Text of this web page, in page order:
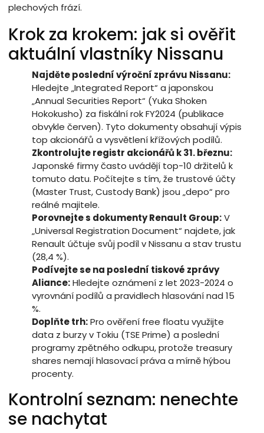
plechových frází.
Krok za krokem: jak si ověřit
aktuální vlastníky Nissanu
Najděte poslední výroční zprávu Nissanu:
Hledejte „Integrated Report“ a japonskou
„Annual Securities Report“ (Yuka Shoken
Hokokusho) za fiskální rok FY2024 (publikace
obvykle červen). Tyto dokumenty obsahují výpis
top akcionářů a vysvětlení křížových podílů.
Zkontrolujte registr akcionářů k 31. březnu:
Japonské firmy často uvádějí top-10 držitelů k
tomuto datu. Počítejte s tím, že trustové účty
(Master Trust, Custody Bank) jsou „depo“ pro
reálné majitele.
Porovnejte s dokumenty Renault Group:V
„Universal Registration Document“ najdete, jak
Renault účtuje svůj podíl v Nissanu a stav trustu
(28,4 %).
Podívejte se na poslední tiskové zprávy
Aliance:Hledejte oznámení z let 2023-2024 o
vyrovnání podílů a pravidlech hlasování nad 15
%.
Doplňte trh:Pro ověření free floatu využijte
data z burzy v Tokiu (TSE Prime) a poslední
programy zpětného odkupu, protože treasury
shares nemají hlasovací práva a mírně hýbou
procenty.
Kontrolní seznam: nenechte
se nachytat